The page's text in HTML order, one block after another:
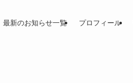
最新のお知らせ一覧 プロフィール